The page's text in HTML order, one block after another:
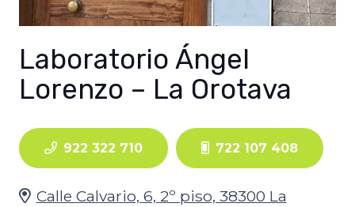
Laboratorio Ángel
Lorenzo – La Orotava
922 322 710 722 107 408
Calle Calvario, 6, 2º piso, 38300 La